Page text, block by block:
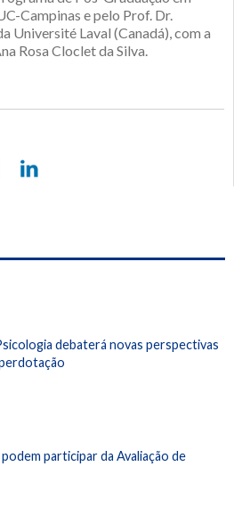
Campinas e pelo Prof. Dr.
Université Laval (Canadá), com a
Rosa Cloclet da Silva.
debaterá novas perspectivas
participar da Avaliação de